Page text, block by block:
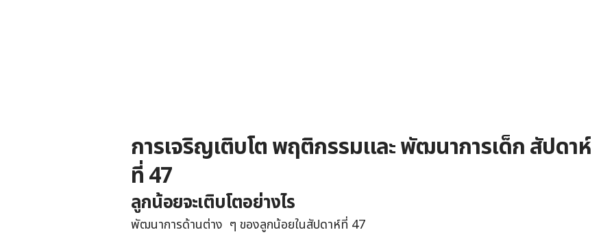
การเจริญเติบโต พฤติกรรมและพัฒนาการเด็ก สัปดาห์
ที่47
ลูกน้อยจะเติบโตอย่างไร
พัฒนาการด้านต่าง ๆ ของลูกน้อยในสัปดาห์ที่ 47